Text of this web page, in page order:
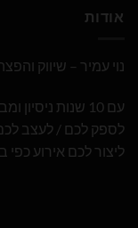
אודות
נוי עמיר – שיווק
עם 10 שנות
לספק לכם / לעצב לכם
ליצור לכם אירוע